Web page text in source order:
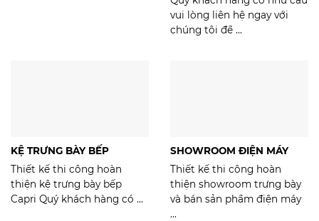
vui lòng liên hệ ngay với
chúng tôi để ...
KỆ TRƯNG BÀY BẾP
Thiết kế thi công hoàn
thiện kệ trưng bày bếp
Capri Quý khách hàng có ...
SHOWROOM ĐIỆN MÁY
Thiết kế thi công hoàn
thiện showroom trưng bày
và bán sản phẩm điện máy
...